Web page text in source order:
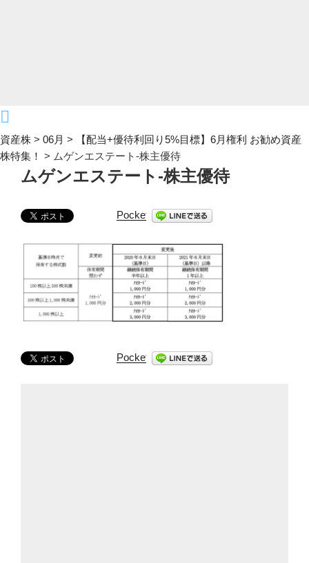
資産株 > 06月 >
【配当+優待利回り5%目標】6月権利 お勧め資産
株特集！ > ムゲンエステート-株主優待
ムゲンエステート-株主優待
Pocket
Pocket